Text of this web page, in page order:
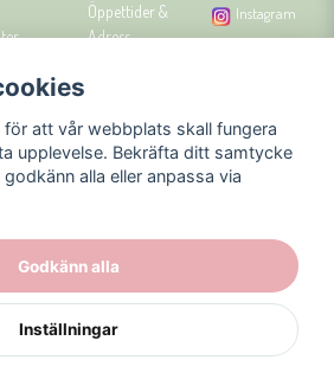
Öppettider &
Adress
Kontakta oss
Nyhetsbrev
Blogg
Instagram
att vår webbplats skall fungera
upplevelse. Bekräfta ditt samtycke
alla eller anpassa via
Godkänn alla
Inställningar